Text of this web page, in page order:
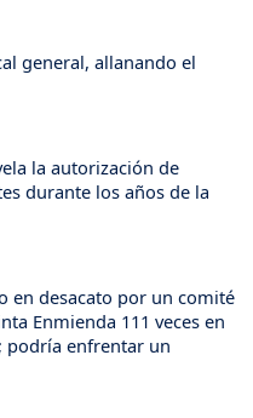
general, allanando el
la autorización de
durante los años de la
en desacato por un comité
Enmienda 111 veces en
podría enfrentar un